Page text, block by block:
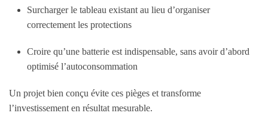
Surcharger le tableau existant au lieu d’organiser
correctement les protections
Croire qu’une batterie est indispensable, sans avoir d’abord
optimisé l’autoconsommation
Un projet bien conçu évite ces pièges et transforme
l’investissement en résultat mesurable.